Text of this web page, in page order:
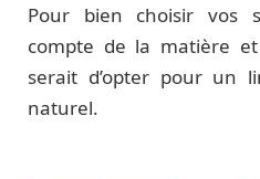
Pour bien choisir vos
compte de la matière et
serait d’opter pour un
naturel.